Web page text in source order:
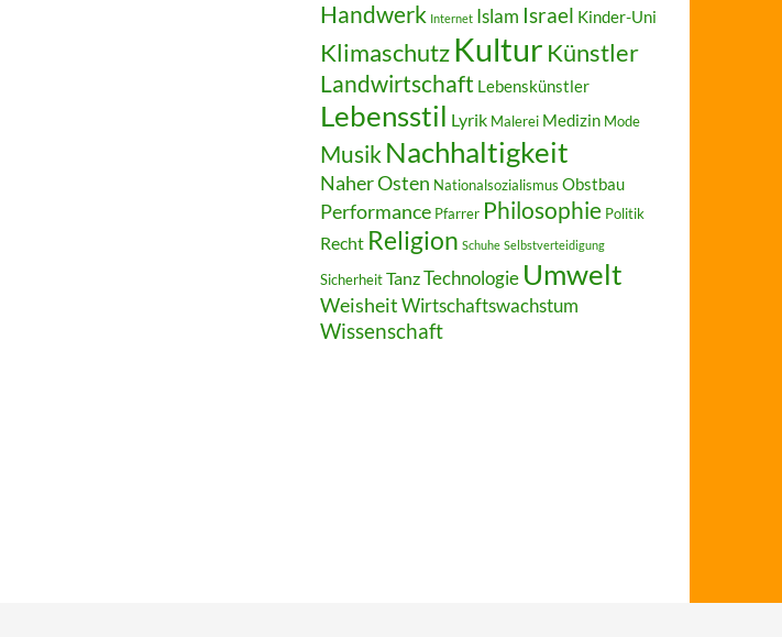
Handwerk Internet Islam Israel Kinder-Uni
KlimaschutzKultur Künstler
Landwirtschaft Lebenskünstler
Lebensstil Lyrik Malerei Medizin Mode
MusikNachhaltigkeit
Naher Osten Nationalsozialismus Obstbau
Performance Pfarrer Philosophie Politik
Recht Religion Schuhe Selbstverteidigung
SicherheitTanzTechnologie Umwelt
WeisheitWirtschaftswachstum
Wissenschaft